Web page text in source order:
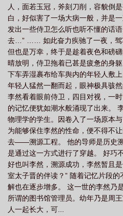
人，面若玉冠，斧刻刀削，容貌倒
白，好似害了一场大病一般，并是
发出一些侍卫怎么听也听不懂的话
去…” …… 如此奋力疾驰了一夜，驾
但也是万幸，终于是趁着夜色和磅
晴放明，侍卫拖着已甚是疲惫的身
下车弄湿裹布给车舆内的年轻人敷
年轻人猛然一翻而起，眼神极具骇
李然看着眼前侍卫，四目对视，一
的记忆便犹如潮水般涌现了出来。
物理学的学生。因卷入了一场原本
为能够保住李然的性命，便不得不
去——溯源工程。 他的导师是历史
是通过这一方式进行了穿越。 好巧
好也叫李然，溯源成功，李然暂且
室太子晋的伴读？” 随着记忆片段
解也在逐步增多。 这一世的李然乃
所谓的图书馆管理员。幼年乃是周
人一起长大，可...